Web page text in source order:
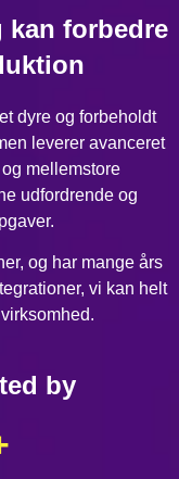
kan forbedre
dyre og forbeholdt
leverer avanceret
mellemstore
udfordrende og
og har mange års
vi kan helt
by